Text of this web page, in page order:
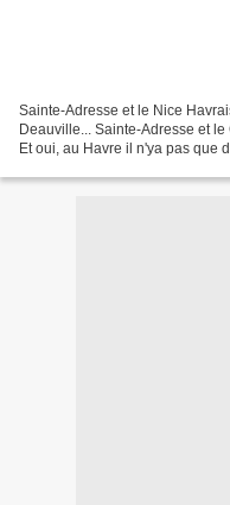
Sainte-Adresse et le Nice
Deauville... Sainte-Adresse et
Et oui, au Havre il n'ya pas que